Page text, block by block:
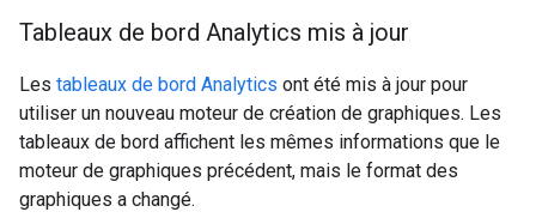
Tableaux de bord Analytics mis à jour
Les tableaux de bord Analytics ont été mis à jour pour
utiliser un nouveau moteur de création de graphiques. Les
tableaux de bord affichent les mêmes informations que le
moteur de graphiques précédent, mais le format des
graphiques a changé.